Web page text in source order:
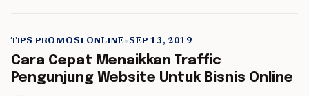
TIPS PROMOSI ONLINE• SEP 13, 2019
Cara Cepat Menaikkan Traffic
Pengunjung Website Untuk Bisnis Online